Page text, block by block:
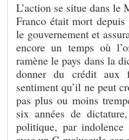
L’action se situe dans le
Franco était mort
le gouvernement et
encore un temps où
ramène le pays dans la
donner du crédit aux
sentiment qu’il ne peut
pas plus ou moins
six années de
politique, par